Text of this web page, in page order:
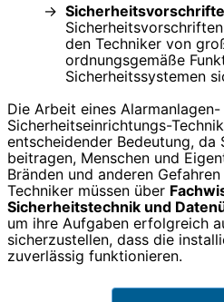
den Techniker von
ordnungsgemäße
Sicherheitssystemen
Die Arbeit eines Alarmanlagen-
Sicherheitseinrichtungs-
entscheidender Bedeutung, da
beitragen, Menschen und
Bränden und anderen
Techniker müssen über
Sicherheitstechnik und
um ihre Aufgaben erfolgreich
sicherzustellen, dass die
zuverlässig funktionieren.